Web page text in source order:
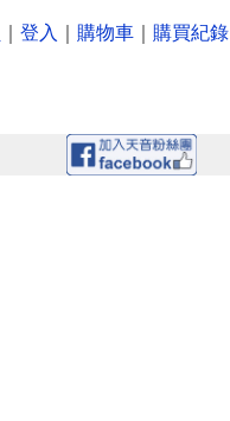
登入 購物車 購買紀錄